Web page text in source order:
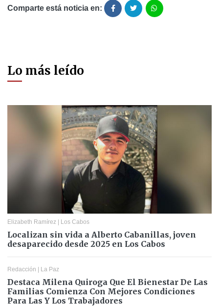
Comparte está noticia en:
Lo más leído
Elizabeth Ramírez | Los Cabos
Localizan sin vida a Alberto Cabanillas, joven
desaparecido desde 2025 en Los Cabos
Redacción | La Paz
Destaca Milena Quiroga Que El Bienestar De Las
Familias Comienza Con Mejores Condiciones
Para Las Y Los Trabajadores